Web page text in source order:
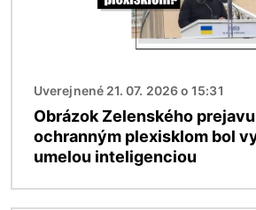
Uverejnené 21. 07. 2026 o 15:31
Obrázok Zelenského
ochranným plexisklom bol
umelou inteligenciou